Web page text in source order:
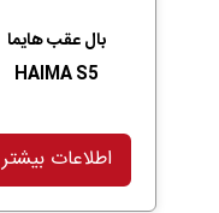
بال عقب هایما
HAIMA S5
اطلاعات بیشتر